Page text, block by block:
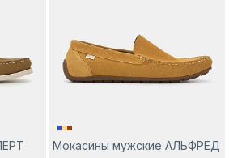
Мокасины мужские АЛЬФРЕД